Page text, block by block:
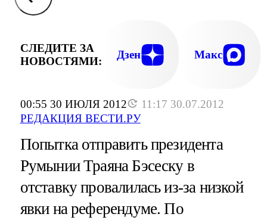
00:55 30 ИЮЛЯ 2012
11:17 30.07.2012
РЕДАКЦИЯ ВЕСТИ.РУ
СЛЕДИТЕ ЗА
НОВОСТЯМИ:
Дзен Макс
Попытка отправить президента
Румынии Траяна Бэсеску в
отставку провалилась из-за низкой
явки на референдуме. По